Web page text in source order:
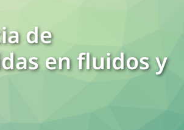
de
en fluidos y